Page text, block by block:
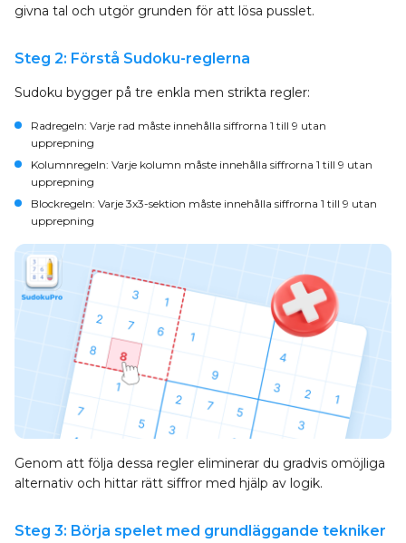
givna tal och utgör grunden för att lösa pusslet.
Steg 2: Förstå Sudoku-reglerna
Sudoku bygger på tre enkla men strikta regler:
Radregeln: Varje rad måste innehålla siffrorna 1 till 9 utan
upprepning
Kolumnregeln: Varje kolumn måste innehålla siffrorna 1 till 9 utan
upprepning
Blockregeln: Varje 3x3-sektion måste innehålla siffrorna 1 till 9 utan
upprepning
Genom att följa dessa regler eliminerar du gradvis omöjliga
alternativ och hittar rätt siffror med hjälp av logik.
Steg 3: Börja spelet med grundläggande tekniker